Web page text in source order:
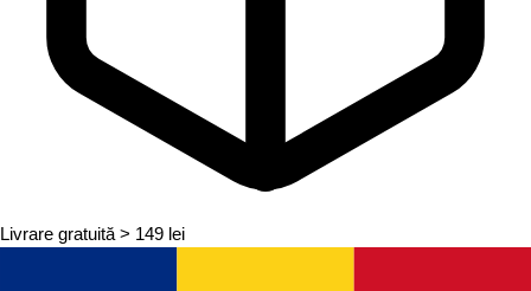
Livrare gratuită > 149 lei